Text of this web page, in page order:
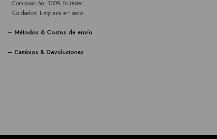
Composición: 100% Poliéster.
Cuidados: Limpieza en seco.
Métodos & Costos de envío
Cambios & Devoluciones